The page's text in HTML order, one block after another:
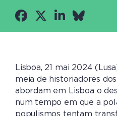
Lisboa, 21 mai 2024
meia de historiadores
abordam em Lisboa o
num tempo em que a
populismos tentam